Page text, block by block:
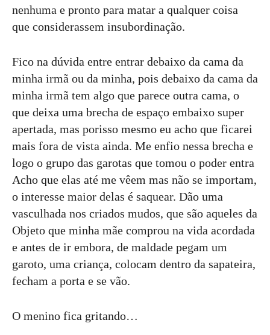
nenhuma e pronto para matar a qualquer coisa
que considerassem insubordinação.
Fico na dúvida entre entrar debaixo da cama da
minha irmã ou da minha, pois debaixo da cama da
minha irmã tem algo que parece outra cama, o
que deixa uma brecha de espaço embaixo super
apertada, mas porisso mesmo eu acho que ficarei
mais fora de vista ainda. Me enfio nessa brecha e
logo o grupo das garotas que tomou o poder entra
Acho que elas até me vêem mas não se importam,
o interesse maior delas é saquear. Dão uma
vasculhada nos criados mudos, que são aqueles da
Objeto que minha mãe comprou na vida acordada
e antes de ir embora, de maldade pegam um
garoto, uma criança, colocam dentro da sapateira,
fecham a porta e se vão.
O menino fica gritando…